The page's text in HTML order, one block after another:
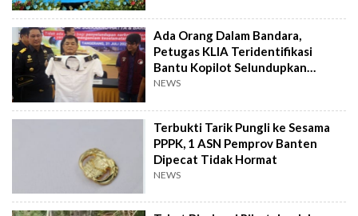
Ada Orang Dalam Bandara,
Petugas KLIA Teridentifikasi
Bantu Kopilot Selundupkan
Ekstasi ke Indonesia
NEWS
Terbukti Tarik Pungli ke Sesama
PPPK, 1 ASN Pemprov Banten
Dipecat Tidak Hormat
NEWS